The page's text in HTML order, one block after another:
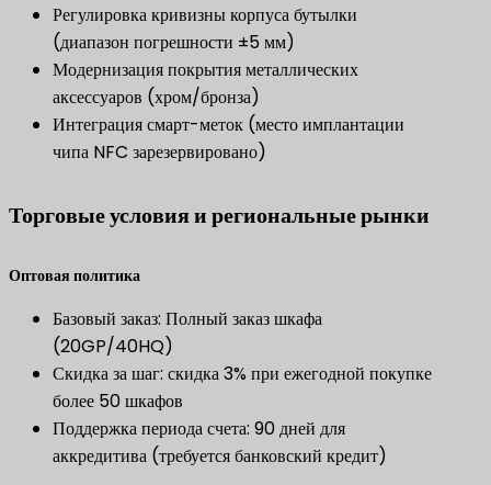
Регулировка кривизны корпуса бутылки
(диапазон погрешности ±5 мм)
Модернизация покрытия металлических
аксессуаров (хром/бронза)
Интеграция смарт-меток (место имплантации
чипа NFC зарезервировано)
Торговые условия и региональные рынки
​Оптовая политика​
Базовый заказ: Полный заказ шкафа
(20GP/40HQ)
Скидка за шаг: скидка 3% при ежегодной покупке
более 50 шкафов
Поддержка периода счета: 90 дней для
аккредитива (требуется банковский кредит)